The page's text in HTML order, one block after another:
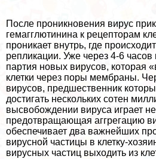
После проникновения вирус
гемагглютинина к рецепторам
проникает внутрь, где
репликации. Уже через 4-6 часов
партия новых вирусов, которая
клетки через поры мембраны.
вирусов, предшественник
достигать нескольких сотен
высвобождении вируса играет
предотвращающая аггрегацию
обеспечивает два важнейших
вирусной частицы в клетку-
вирусных частиц выходить из